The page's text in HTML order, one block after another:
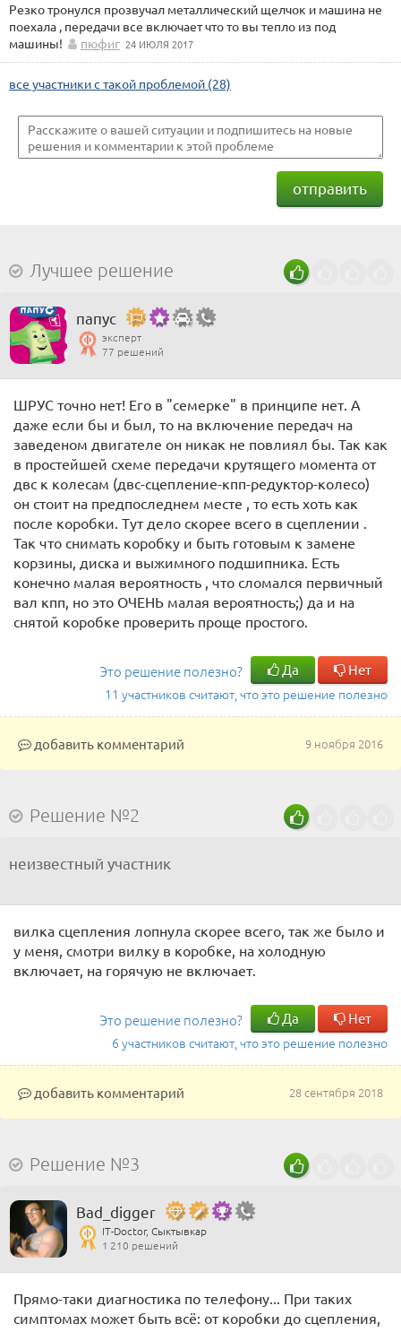
Резко тронулся прозвучал металлический щелчок и машина не
поехала , передачи все включает что то вы тепло из под
машины!
пюфиг 24 ИЮЛЯ 2017
все участники с такой проблемой (28)
отправить
Лучшее решение
папус
эксперт
77 решений
ШРУС точно нет! Его в "семерке" в принципе нет. А
даже если бы и был, то на включение передач на
заведеном двигателе он никак не повлиял бы. Так как
в простейшей схеме передачи крутящего момента от
двс к колесам (двс-сцепление-кпп-редуктор-колесо)
он стоит на предпоследнем месте , то есть хоть как
после коробки. Тут дело скорее всего в сцеплении .
Так что снимать коробку и быть готовым к замене
корзины, диска и выжимного подшипника. Есть
конечно малая вероятность , что сломался первичный
вал кпп, но это ОЧЕНЬ малая вероятность;) да и на
снятой коробке проверить проще простого.
Это решение полезно? Да Нет
11 участников считают, что это решение полезно
9 ноября 2016
добавить комментарий
Решение №2
неизвестный участник
вилка сцепления лопнула скорее всего, так же было и
у меня, смотри вилку в коробке, на холодную
включает, на горячую не включает.
Это решение полезно? Да Нет
6 участников считают, что это решение полезно
28 сентября 2018
добавить комментарий
Решение №3
Bad_digger
IT-Doctor, Сыктывкар
1 210 решений
Прямо-таки диагностика по телефону... При таких
симптомах может быть всё: от коробки до сцепления,